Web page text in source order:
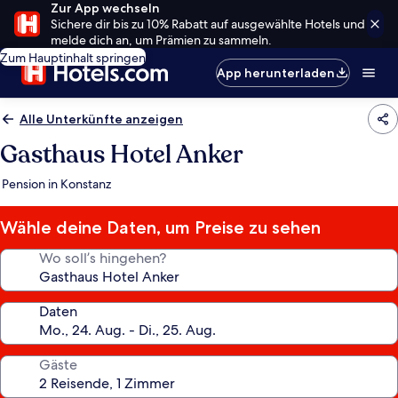
Zur App wechseln
Sichere dir bis zu 10% Rabatt auf ausgewählte Hotels und
melde dich an, um Prämien zu sammeln.
Zum Hauptinhalt springen
App herunterladen
Alle Unterkünfte anzeigen
Gasthaus Hotel Anker
Pension in Konstanz
Wähle deine Daten, um Preise zu sehen
Wo soll’s hingehen?
Daten
Gäste